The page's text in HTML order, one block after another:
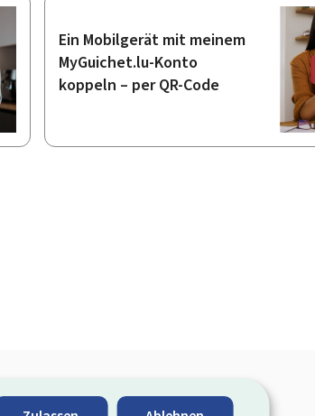
Ein Mobilgerät mit meinem
MyGuichet.lu-Konto
koppeln – per QR-Code